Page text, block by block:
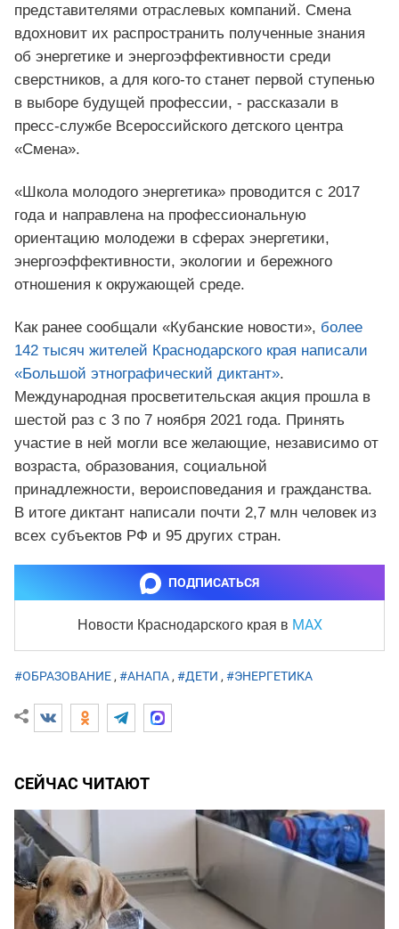
представителями отраслевых компаний. Смена
вдохновит их распространить полученные знания
об энергетике и энергоэффективности среди
сверстников, а для кого-то станет первой ступенью
в выборе будущей профессии, - рассказали в
пресс-службе Всероссийского детского центра
«Смена».
«Школа молодого энергетика» проводится с 2017
года и направлена на профессиональную
ориентацию молодежи в сферах энергетики,
энергоэффективности, экологии и бережного
отношения к окружающей среде. ⠀
Как ранее сообщали «Кубанские новости», более
142 тысяч жителей Краснодарского края написали
«Большой этнографический диктант».
Международная просветительская акция прошла в
шестой раз с 3 по 7 ноября 2021 года. Принять
участие в ней могли все желающие, независимо от
возраста, образования, социальной
принадлежности, вероисповедания и гражданства.
В итоге диктант написали почти 2,7 млн человек из
всех субъектов РФ и 95 других стран.
ПОДПИСАТЬСЯ
Новости Краснодарского края в MAX
#ОБРАЗОВАНИЕ , #АНАПА , #ДЕТИ , #ЭНЕРГЕТИКА
СЕЙЧАС ЧИТАЮТ